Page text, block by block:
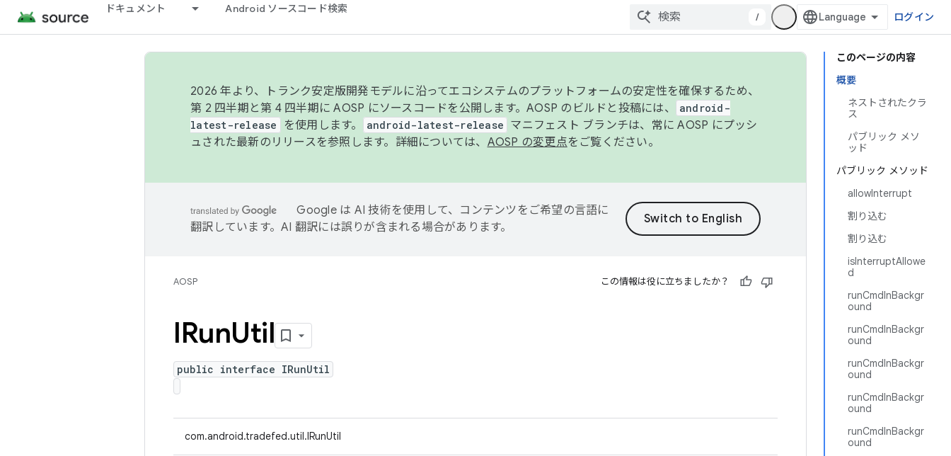
ドキュメント Android ソースコード検索
/ ログイン
このページの内容
概要
ネストされたクラ
ス
パブリック メソ
ッド
パブリック メソッド
allowInterrupt
割り込む
割り込む
isInterruptAllowe
d
runCmdInBackgr
ound
runCmdInBackgr
ound
runCmdInBackgr
ound
runCmdInBackgr
ound
runCmdInBackgr
ound
2026 年より、トランク安定版開発モデルに沿ってエコシステムのプラットフォームの安定性を確保するため、
第 2 四半期と第 4 四半期に AOSP にソースコードを公開します。AOSP のビルドと投稿には、
android-
latest-release
を使用します。 android-latest-release マニフェスト ブランチは、常に AOSP にプッシ
ュされた最新のリリースを参照します。詳細については、 AOSP の変更点をご覧ください。
Google は AI 技術を使用して、コンテンツをご希望の言語に
翻訳しています。AI 翻訳には誤りが含まれる場合があります。
AOSP この情報は役に立ちましたか？
IRunUtil
public interface IRunUtil
com.android.tradefed.util.IRunUtil